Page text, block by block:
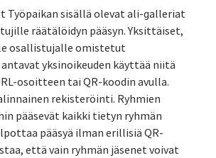
Työpaikan sisällä olevat ali-galleriat
räätälöidyn pääsyn. Yksittäiset,
osallistujalle omistetut
yksinoikeuden käyttää niitä
osoitteen tai QR-koodin avulla.
rekisteröinti. Ryhmien
pääsevät kaikki tietyn ryhmän
pääsyä ilman erillisiä QR-
että vain ryhmän jäsenet voivat